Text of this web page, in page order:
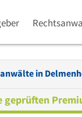
in
geprüften